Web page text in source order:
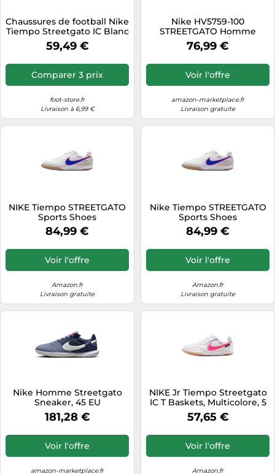
Tondeuses cheveux & barbe
Téléphonie
Téléviseurs
Télévision & vidéo
Électroménager
Chaussures de football Nike
Tiempo Streetgato IC Blanc
45 Male
59,49 €
Comparer 3 prix
foot-store.fr
Livraison à 6,99 €
Nike HV5759-100
STREETGATO Homme
Summit White/Night
Forest EU 40
76,99 €
Voir l'offre
amazon-marketplace.fr
Livraison gratuite
NIKE Tiempo STREETGATO
Sports Shoes
84,99 €
Voir l'offre
Amazon.fr
Livraison gratuite
Nike Tiempo STREETGATO
Sports Shoes
84,99 €
Voir l'offre
Amazon.fr
Livraison gratuite
Nike Homme Streetgato
Sneaker, 45 EU
181,28 €
Voir l'offre
amazon-marketplace.fr
NIKE Jr Tiempo Streetgato
IC T Baskets, Multicolore, 5
Ans
57,65 €
Voir l'offre
Amazon.fr